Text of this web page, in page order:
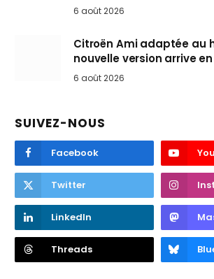
6 août 2026
Citroën Ami adaptée au
nouvelle version arrive
6 août 2026
SUIVEZ-NOUS
Facebook
Twitter
LinkedIn
Threads